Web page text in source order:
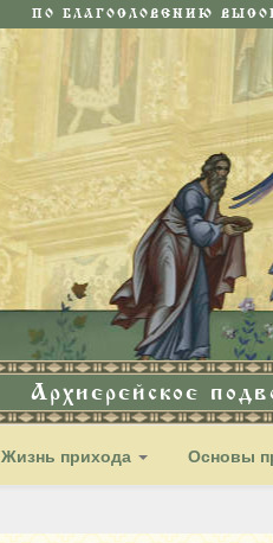
ПО БЛАГОСЛОВЕНИЮ
Архиерейское
Жизнь прихода Основы